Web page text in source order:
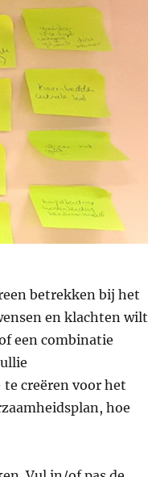
betrekken bij het
en klachten wilt
een combinatie
creëren voor het
hoe